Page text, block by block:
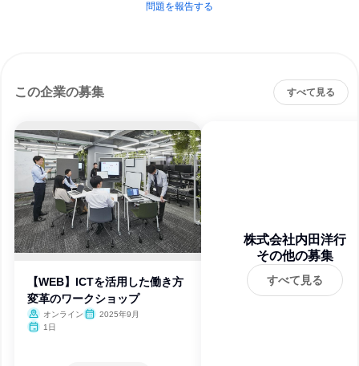
問題を報告する
この企業の募集 すべて見る
【WEB】ICTを活用した働き方
変革のワークショップ
オンライン
2025年9月
1日
株式会社内田洋行
その他の募集
すべて見る